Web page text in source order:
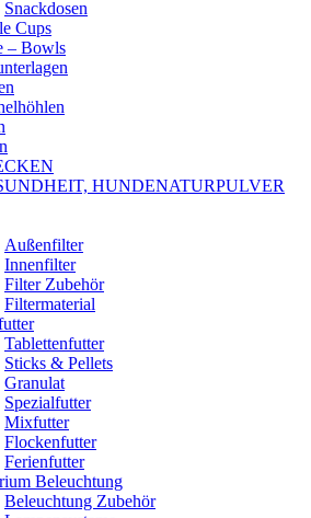
Snackdosen
Cups
– Bowls
HUNDENATURPULVER
Außenfilter
Innenfilter
Filter Zubehör
Filtermaterial
Tablettenfutter
Sticks & Pellets
Granulat
Spezialfutter
Mixfutter
Flockenfutter
Ferienfutter
Beleuchtung
Beleuchtung Zubehör